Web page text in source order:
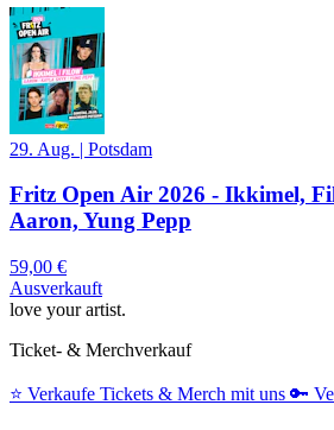
29. Aug. | Potsdam
Fritz Open Air 2026 - Ikkimel,
Aaron, Yung Pepp
59,00 €
Ausverkauft
love your artist.
Ticket- & Merchverkauf
⭐️ Verkaufe Tickets & Merch mit uns 🔑